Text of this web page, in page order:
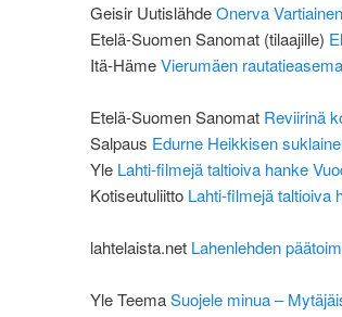
Geisir UutislähdeOnerva
Etelä-Suomen Sanomat (tilaajille)
Itä-HämeVierumäen
Etelä-Suomen Sanomat Reviirinä
Salpaus Edurne Heikkisen
Yle Lahti-filmejä taltioiva hanke
Kotiseutuliitto Lahti-filmejä taltioiva
lahtelaista.net Lahenlehden
Yle TeemaSuojele minua –